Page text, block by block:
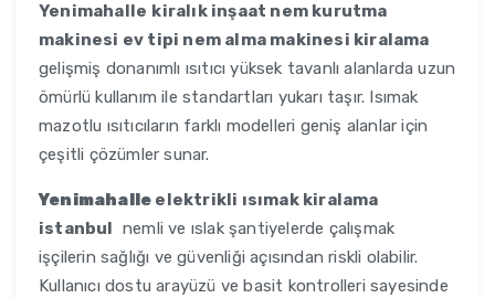
Yenimahalle kiralık inşaat nem kurutma
makinesi ev tipi nem alma makinesi kiralama
gelişmiş donanımlı ısıtıcı yüksek tavanlı alanlarda uzun
ömürlü kullanım ile standartları yukarı taşır. Isımak
mazotlu ısıtıcıların farklı modelleri geniş alanlar için
çeşitli çözümler sunar.
Yenimahalle elektrikli ısımak kiralama
istanbul nemli ve ıslak şantiyelerde çalışmak
işçilerin sağlığı ve güvenliği açısından riskli olabilir.
Kullanıcı dostu arayüzü ve basit kontrolleri sayesinde